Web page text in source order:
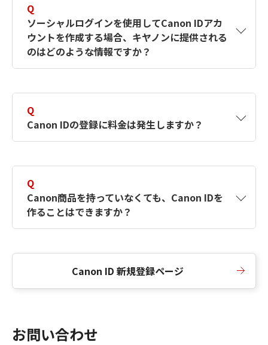
す。詳しい作成方法は【カメラ】Canon IDとは
何ですか？Canon IDの作成方法は？をご確認く
ださい。
Q
ソーシャルログインを使用してCanon IDアカ
ウントを作成する場合、キヤノンに提供される
のはどのような情報ですか？
択したサービスから取得します。アカウントを
簡単に作成できるように、この情報を使用して
Canon IDの登録フォームを入力します。
Q
Canon IDの登録に料金は発生しますか？
Q
Canon商品を持っていなくても、Canon IDを
作ることはできますか？
Canon ID 新規登録ページ
お問い合わせ